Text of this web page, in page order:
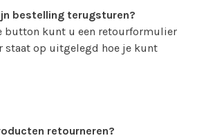
bestelling terugsturen?
button kunt u een retourformulier
staat op uitgelegd hoe je kunt
retourneren?